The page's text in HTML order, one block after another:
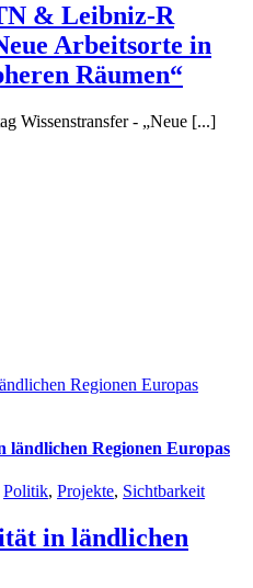
& Leibniz-R
Arbeitsorte in
Räumen“
Wissenstransfer - „Neue [...]
Regionen Europas
ländlichen Regionen Europas
Politik, Projekte, Sichtbarkeit
in ländlichen